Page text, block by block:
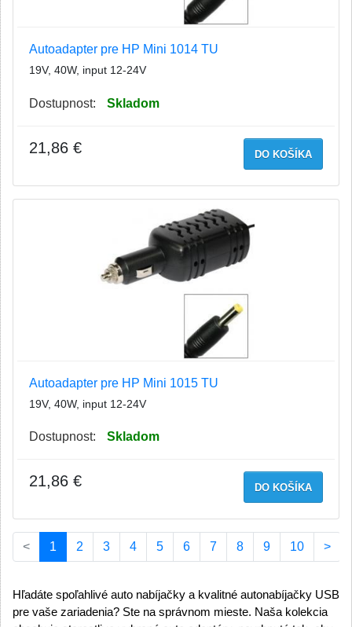
Autoadapter pre HP Mini 1014 TU
19V, 40W, input 12-24V
Dostupnost: Skladom
DO KOŠÍKA
21,86 €
Autoadapter pre HP Mini 1015 TU
19V, 40W, input 12-24V
Dostupnost: Skladom
DO KOŠÍKA
21,86 €
< 1 (current)
2 3 4 5 6 7 8 9 10 >
Hľadáte spoľahlivé auto nabíjačky a kvalitné autonabíjačky USB
pre vaše zariadenia? Ste na správnom mieste. Naša kolekcia